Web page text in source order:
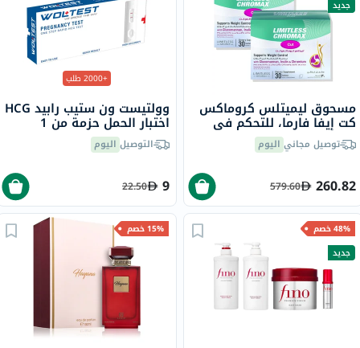
جديد
مسحوق ليميتلس كروماكس
كت إيفا فارما، للتحكم في
الوزن - 2 × 30 كيس
توصيل مجاني اليوم
260.82
579.60
+2000 طلب
وولتيست ون ستيب رابيد HCG
اختبار الحمل حزمة من 1
التوصيل اليوم
9
22.50
48% خصم
جديد
15% خصم